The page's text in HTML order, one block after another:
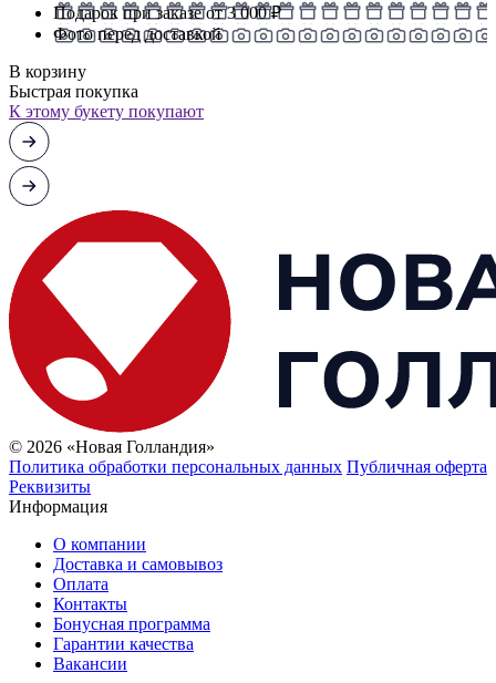
Подарок при заказе от 3 000 ₽
Фото перед доставкой
В корзину
Быстрая покупка
К этому букету покупают
© 2026 «Новая Голландия»
Политика обработки персональных данных Публичная оферта
Реквизиты
Информация
О компании
Доставка и самовывоз
Оплата
Контакты
Бонусная программа
Гарантии качества
Вакансии